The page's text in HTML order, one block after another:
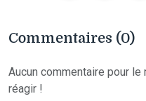
Commentaires (0)
Aucun commentaire pour
réagir !